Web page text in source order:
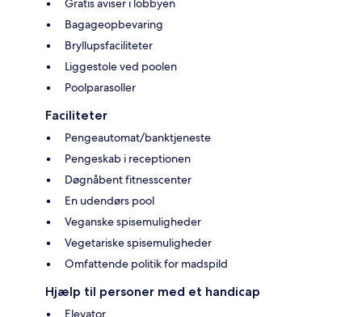
Gratis aviser i lobbyen
Bagageopbevaring
Bryllupsfaciliteter
Liggestole ved poolen
Poolparasoller
Faciliteter
Pengeautomat/banktjeneste
Pengeskab i receptionen
Døgnåbent fitnesscenter
En udendørs pool
Veganske spisemuligheder
Vegetariske spisemuligheder
Omfattende politik for madspild
Hjælp til personer med et handicap
Elevator